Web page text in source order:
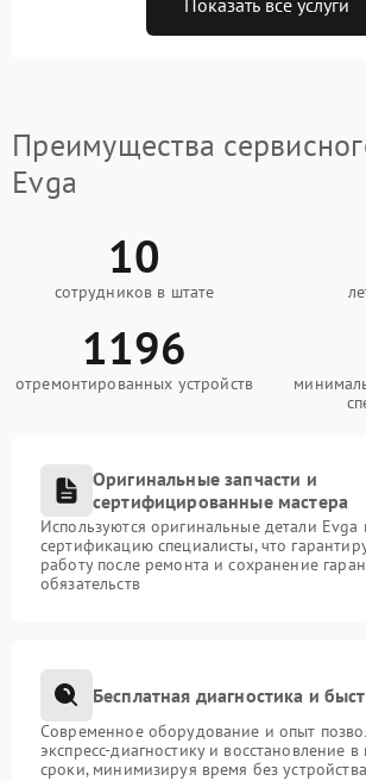
Показать все услуги
Преимущества
Evga
10
сотрудников в штате
1196
отремонтированных устройств
Оригинальные запчасти и
сертифицированные мастера
Используются оригинальные детали
сертификацию специалисты, что
работу после ремонта и сохранение
обязательств
Бесплатная диагностика и
Современное оборудование и опыт
экспресс-диагностику и восстановление
сроки, минимизируя время без устройства